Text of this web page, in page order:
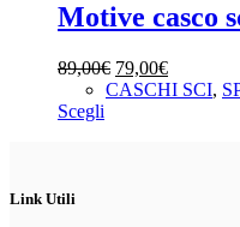
varianti.
Le
possono
essere
scelte
Motive casco
89,00€ Il
prezzo
79,00€Il
prezzo
CASCHI SCI,
Scegli
Link Utili